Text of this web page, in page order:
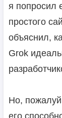
я попросил
простого
объяснил,
Grok
Но,
его